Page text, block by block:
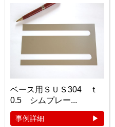
ベース用ＳＵＳ304 ｔ
0.5 シムプレー...
事例詳細